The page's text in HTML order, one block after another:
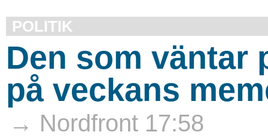
POLITIK
Den som väntar
på veckans
→ Nordfront 17:58